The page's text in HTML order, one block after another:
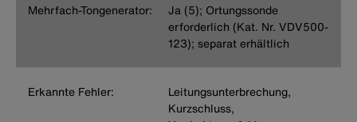
Mehrfach-Tongenerator:
Ja (5); Ortungssonde
erforderlich (Kat. Nr. VDV500-
123); separat erhältlich
Erkannte Fehler:
Leitungsunterbrechung,
Kurzschluss,